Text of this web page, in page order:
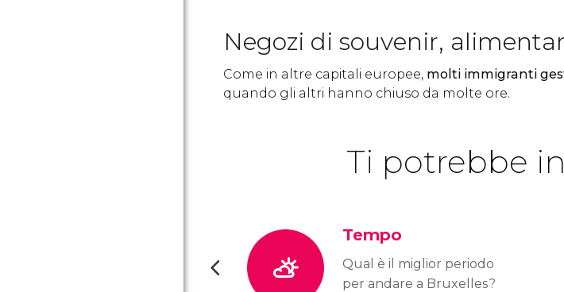
Negozi di souvenir,
Come in altre capitali europee, molti immigranti
quando gli altri hanno chiuso da molte ore.
Ti potrebbe
Tempo
Qual è il miglior periodo
per andare a Bruxelles?